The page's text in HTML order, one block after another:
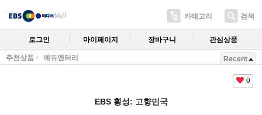
카테고리 검색
로그인 마이페이지 장바구니 관심상품
추천상품 에듀멘터리 Recent
0
EBS 횡성: 고향민국